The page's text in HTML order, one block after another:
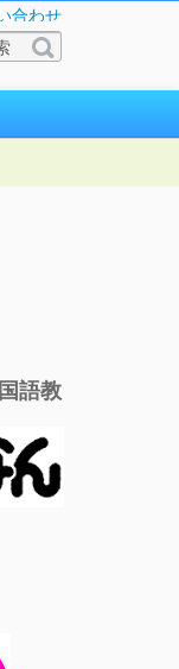
合わせ
語教